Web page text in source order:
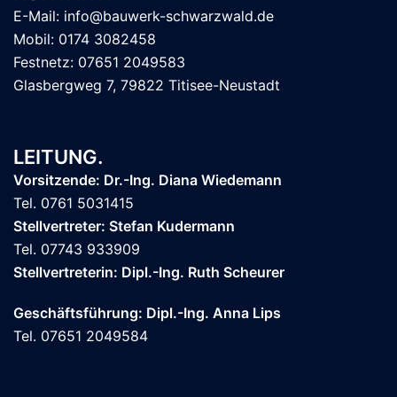
E-Mail: info@bauwerk-schwarzwald.de
Mobil: 0174 3082458
Festnetz: 07651 2049583
Glasbergweg 7, 79822 Titisee-Neustadt
LEITUNG.
Vorsitzende: Dr.-Ing. Diana Wiedemann
Tel. 0761 5031415
Stellvertreter: Stefan Kudermann
Tel. 07743 933909
Stellvertreterin: Dipl.-Ing. Ruth Scheurer
Geschäftsführung: Dipl.-Ing. Anna Lips
Tel. 07651 2049584